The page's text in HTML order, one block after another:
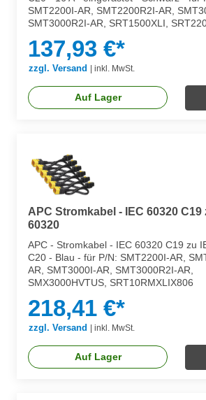
SMT2200I-AR, SMT2200R2I-AR,
SMT3000R2I-AR, SRT1500XLI,
137,93 €*
zzgl. Versand | inkl. MwSt.
Auf Lager
APC Stromkabel - IEC 60320 C19
60320
APC - Stromkabel - IEC 60320 C19 zu
C20 - Blau - für P/N: SMT2200I-AR,
AR, SMT3000I-AR, SMT3000R2I-AR,
SMX3000HVTUS, SRT10RMXLIX806
218,41 €*
zzgl. Versand inkl. MwSt.
Auf Lager